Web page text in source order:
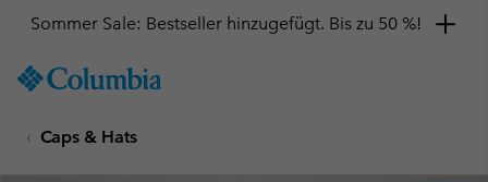
TO
SKIP
Sommer Sale: Bestseller hinzugefügt. Bis zu 50 %!
Caps & Hats